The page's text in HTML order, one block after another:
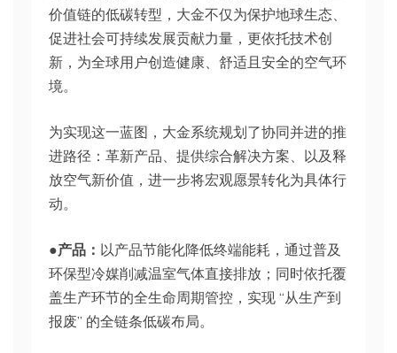
价值链的低碳转型，大金不仅为保护地球生态、
促进社会可持续发展贡献力量，更依托技术创
新，为全球用户创造健康、舒适且安全的空气环
境。
为实现这一蓝图，大金系统规划了协同并进的推
进路径：革新产品、提供综合解决方案、以及释
放空气新价值，进一步将宏观愿景转化为具体行
动。
●产品： 以产品节能化降低终端能耗，通过普及
环保型冷媒削减温室气体直接排放；同时依托覆
盖生产环节的全生命周期管控，实现 “从生产到
报废” 的全链条低碳布局。